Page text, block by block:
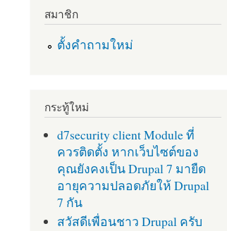
สมาชิก
ตั้งคำถามใหม่
กระทู้ใหม่
d7security client Module ที่
ควรติดตั้ง หากเว็บไซต์ของ
คุณยังคงเป็น Drupal 7 มายืด
อายุความปลอดภัยให้ Drupal
7 กัน
สวัสดีเพื่อนชาว Drupal ครับ